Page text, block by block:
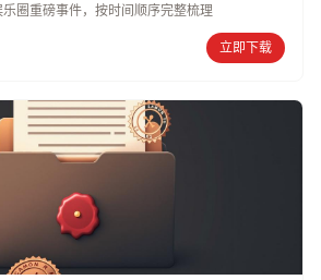
圈重磅事件，按时间顺序完整梳理
立即下载